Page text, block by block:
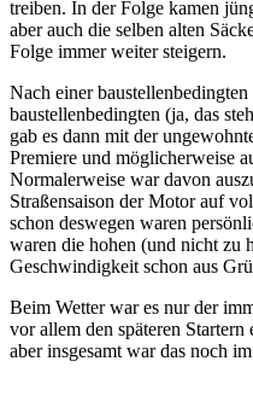
treiben. In der Folge kamen
aber auch die selben alten
Folge immer weiter steigern.
Nach einer
baustellenbedingten (ja, das
gab es dann mit der
Premiere und möglicherweise
Normalerweise war davon
Straßensaison der Motor auf
schon deswegen waren
waren die hohen (und nicht zu
Geschwindigkeit schon aus
Beim Wetter war es nur der
vor allem den späteren
aber insgesamt war das noch